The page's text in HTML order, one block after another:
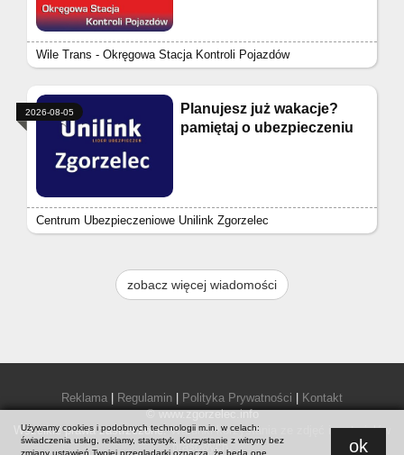
ok
Używamy cookies i podobnych technologii m.in. w celach:
świadczenia usług, reklamy, statystyk. Korzystanie z witryny bez
zmiany ustawień Twojej przeglądarki oznacza, że będą one
Wile Trans - Okręgowa Stacja Kontroli Pojazdów
Planujesz już wakacje?
pamiętaj o ubezpieczeniu
Centrum Ubezpieczeniowe Unilink Zgorzelec
2026-08-05
zobacz więcej wiadomości
Reklama | Regulamin | Polityka Prywatności | Kontakt
© www.zgorzelec.info
Wszelkie prawa zastrzeżone.Warunki korzystania ze zdjęć i materiałów
prasowych .